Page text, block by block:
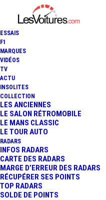
ESSAIS
F1
MARQUES
VIDÉOS
TV
ACTU
INSOLITES
COLLECTION
LES ANCIENNES
LE SALON RÉTROMOBILE
LE MANS CLASSIC
LE TOUR AUTO
RADARS
INFOS RADARS
CARTE DES RADARS
MARGE D’ERREUR DES RADARS
RÉCUPÉRER SES POINTS
TOP RADARS
SOLDE DE POINTS
BLANCPAIN
PLATEAU
LA
11 Minutes